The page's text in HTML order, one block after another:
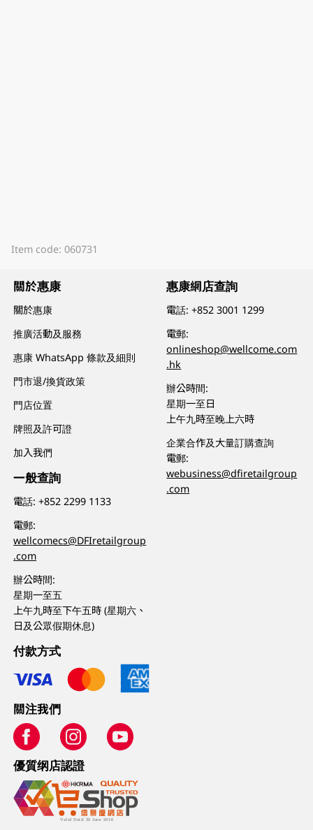
Item code: 060731
關於惠康
關於惠康
推廣活動及服務
惠康 WhatsApp 條款及細則
門市退/換貨政策
門店位置
牌照及許可證
加入我們
一般查詢
電話:+852 2299 1133
電郵:
wellcomecs@DFIretailgroup
.com
辦公時間:
星期一至五
上午九時至下午五時 (星期六、
日及公眾假期休息)
惠康網店查詢
電話:+852 3001 1299
電郵:
onlineshop@wellcome.com
.hk
辦公時間:
星期一至日
上午九時至晚上六時
企業合作及大量訂購查詢
電郵:
webusiness@dfiretailgroup
.com
付款方式
關注我們
優質纲店認證